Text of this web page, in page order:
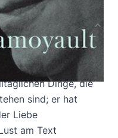
in der zweiten
Lesen gelehrt.
Dinge, die
sind; er hat
Liebe
am Text